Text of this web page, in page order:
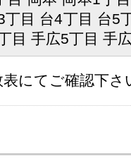
目 台4丁目 台5
目 手広5丁目 手
にてご確認下さ